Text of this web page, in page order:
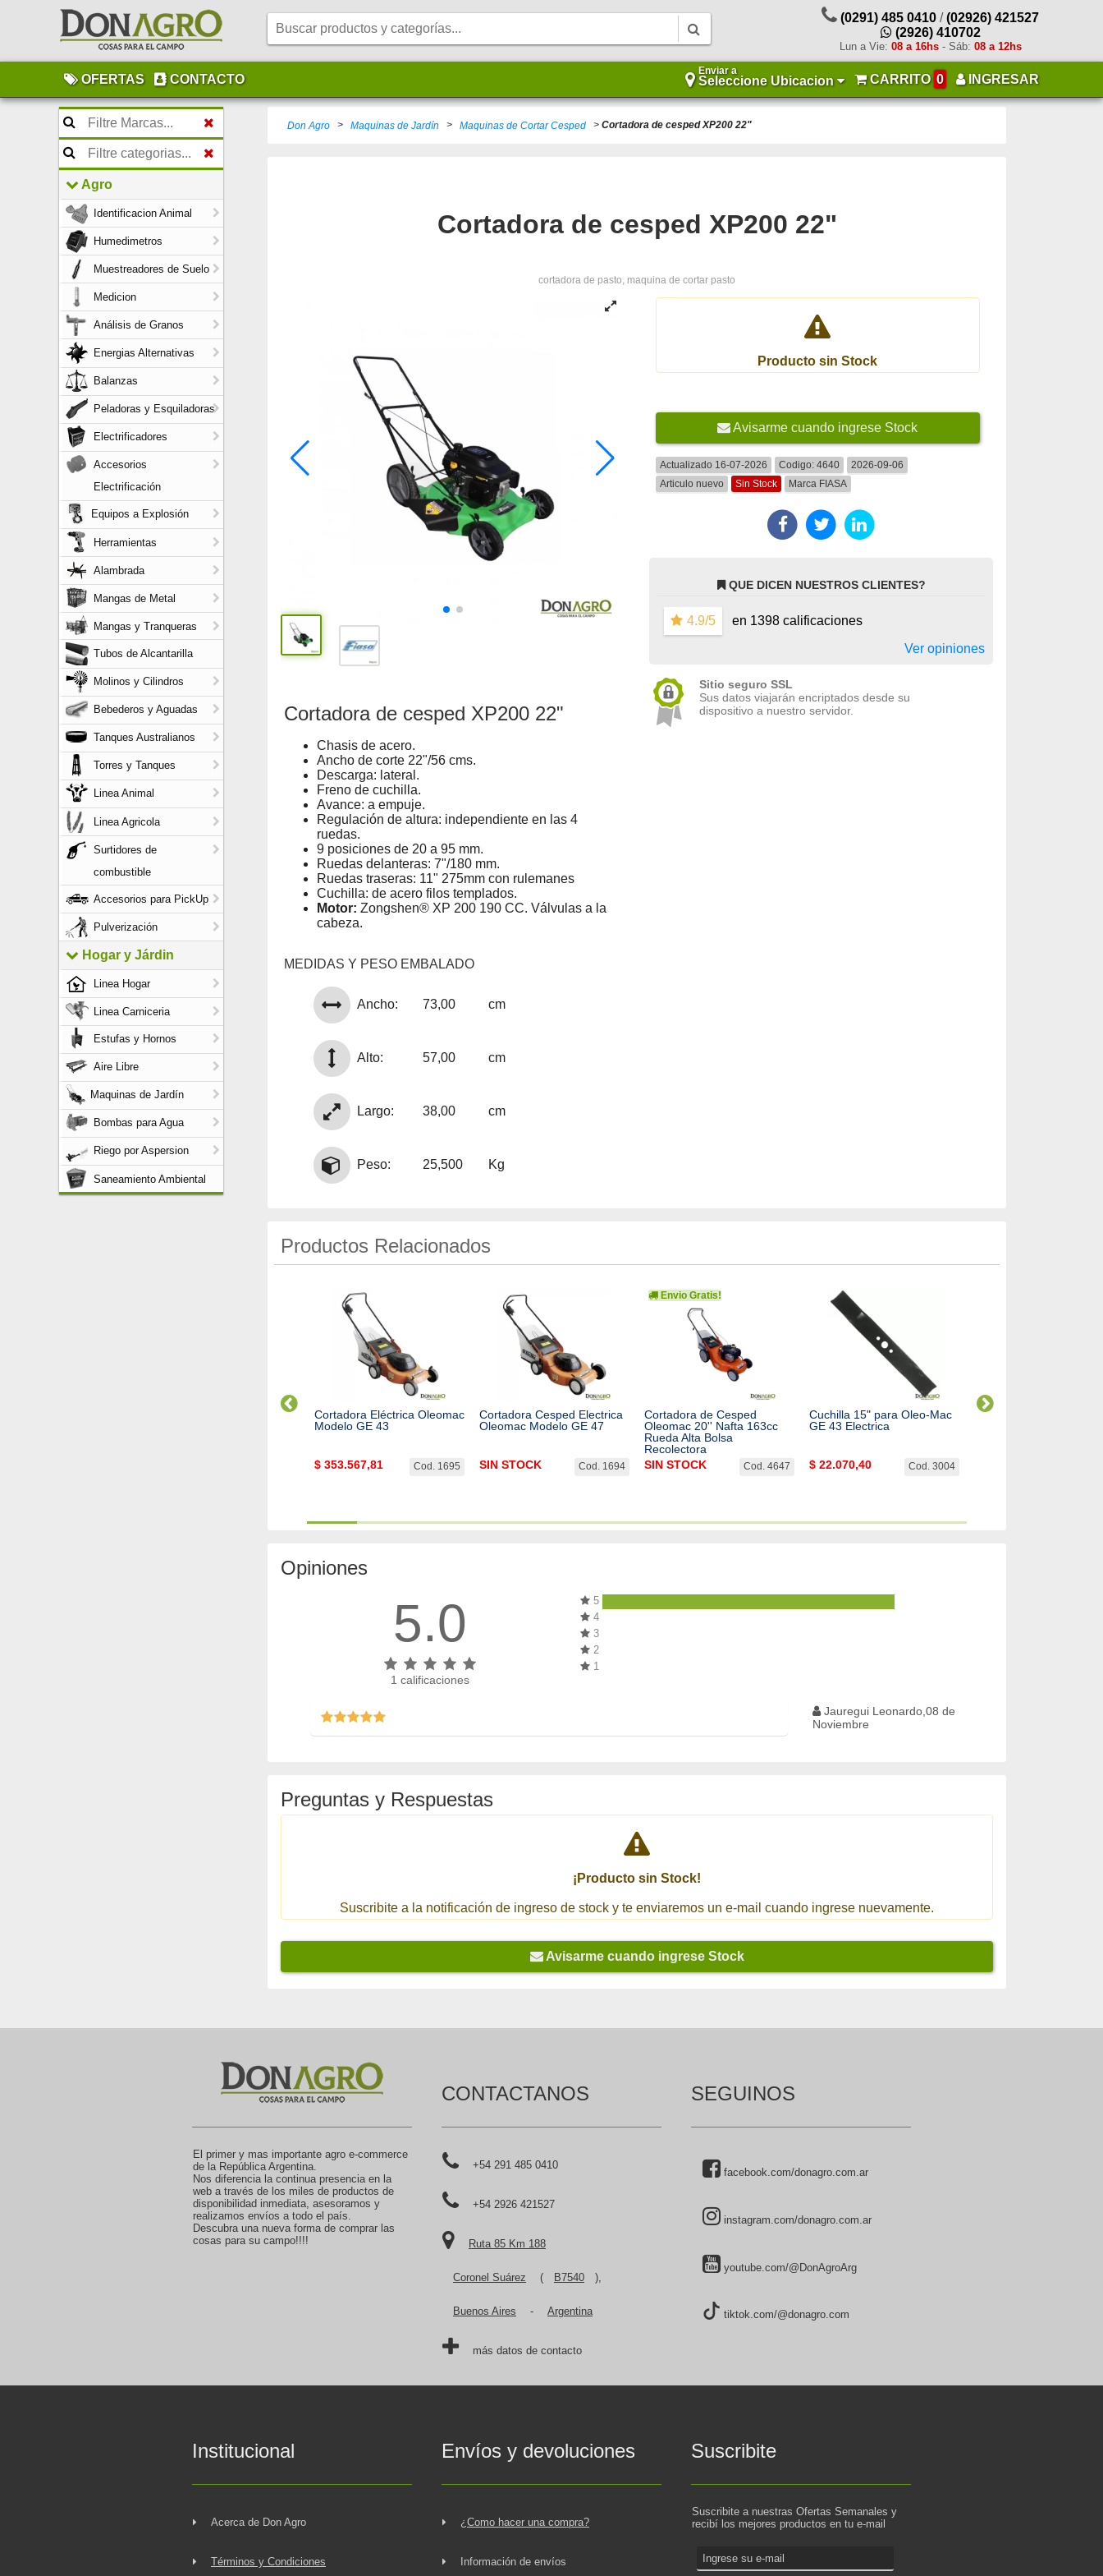
(0291) 485 0410 /(02926) 421527
(2926) 410702
Lun a Vie: 08 a 16hs- Sáb: 08 a 12hs
OFERTAS CONTACTO
Enviar a
Seleccione Ubicacion CARRITO 0 INGRESAR
Agro
Identificacion Animal
Humedimetros
Muestreadores de Suelo
Medicion
Análisis de Granos
Energias Alternativas
Balanzas
Peladoras y Esquiladoras
Electrificadores
Accesorios
Electrificación
Equipos a Explosión
Herramientas
Alambrada
Mangas de Metal
Mangas y Tranqueras
Tubos de Alcantarilla
Molinos y Cilindros
Bebederos y Aguadas
Tanques Australianos
Torres y Tanques
Linea Animal
Linea Agricola
Surtidores de
combustible
Accesorios para PickUp
Pulverización
Hogar y Járdin
Linea Hogar
Linea Carniceria
Estufas y Hornos
Aire Libre
Maquinas de Jardín
Bombas para Agua
Riego por Aspersion
Saneamiento Ambiental
Don Agro > Maquinas de Jardín > Maquinas de Cortar Cesped > Cortadora de cesped XP200 22"
Cortadora de cesped XP200 22"
cortadora de pasto, maquina de cortar pasto
Cortadora de cesped XP200 22"
Chasis de acero.
Ancho de corte 22"/56 cms.
Descarga: lateral.
Freno de cuchilla.
Avance: a empuje.
Regulación de altura: independiente en las 4
ruedas.
9 posiciones de 20 a 95 mm.
Ruedas delanteras: 7"/180 mm.
Ruedas traseras: 11" 275mm con rulemanes
Cuchilla: de acero filos templados.
Motor: Zongshen® XP 200 190 CC. Válvulas a la
cabeza.
MEDIDAS Y PESO EMBALADO
Ancho: 73,00 cm
Alto: 57,00 cm
Largo: 38,00 cm
Peso: 25,500 Kg
Producto sin Stock
Avisarme cuando ingrese Stock
Actualizado 16-07-2026 Codigo:4640
2026-09-06
Articulo nuevo
Sin Stock Marca FIASA
QUE DICEN NUESTROS CLIENTES?
4.9/5
en 1398 calificaciones
Ver opiniones
Sitio seguro SSL
Sus datos viajarán encriptados desde su
dispositivo a nuestro servidor.
Productos Relacionados
Cortadora de cesped XP140
Cortadora Eléctrica Oleomac
Modelo GE 43
Cod. 1695
$ 353.567,81
Cortadora Cesped Electrica
Oleomac Modelo GE 47
Cod. 1694
SIN STOCK
Envio Gratis!
Cortadora de Cesped
Oleomac 20'' Nafta 163cc
Rueda Alta Bolsa
Recolectora
Cod. 4647
SIN STOCK
Cuchilla 15" para Oleo-Mac
GE 43 Electrica
Cod. 3004
$ 22.070,40
Soporte Motor para
Opiniones
5.0
1 calificaciones
5
4
3
2
1
Jauregui Leonardo,08 de
Noviembre
Preguntas y Respuestas
¡Producto sin Stock!
Suscribite a la notificación de ingreso de stock y te enviaremos un e-mail cuando ingrese nuevamente.
Avisarme cuando ingrese Stock
El primer y mas importante agro e-commerce
de la República Argentina.
Nos diferencia la continua presencia en la
web a través de los miles de productos de
disponibilidad inmediata, asesoramos y
realizamos envíos a todo el país.
Descubra una nueva forma de comprar las
cosas para su campo!!!!
CONTACTANOS
+54 291 485 0410
+54 2926 421527
Ruta 85 Km 188
Coronel Suárez ( B7540 ),
Buenos Aires - Argentina
más datos de contacto
SEGUINOS
facebook.com/donagro.com.ar
instagram.com/donagro.com.ar
youtube.com/@DonAgroArg
tiktok.com/@donagro.com
Institucional
Acerca de Don Agro
Términos y Condiciones
Envíos y devoluciones
¿Como hacer una compra?
Información de envíos
Suscribite
Suscribite a nuestras Ofertas Semanales y
recibí los mejores productos en tu e-mail